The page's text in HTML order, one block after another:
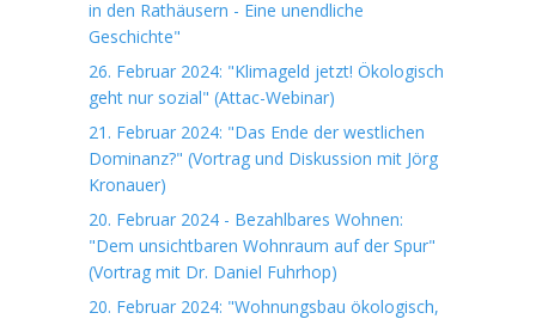
in den Rathäusern - Eine unendliche
Geschichte"
26. Februar 2024: "Klimageld jetzt! Ökologisch
geht nur sozial" (Attac-Webinar)
21. Februar 2024: "Das Ende der westlichen
Dominanz?" (Vortrag und Diskussion mit Jörg
Kronauer)
20. Februar 2024 - Bezahlbares Wohnen:
"Dem unsichtbaren Wohnraum auf der Spur"
(Vortrag mit Dr. Daniel Fuhrhop)
20. Februar 2024: "Wohnungsbau ökologisch,